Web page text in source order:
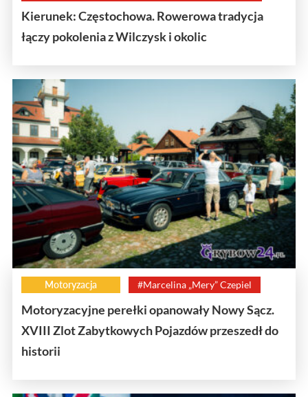
Kierunek: Częstochowa. Rowerowa tradycja
łączy pokolenia z Wilczysk i okolic
Motoryzacja #Marcelina „Mery” Czepiel
Motoryzacyjne perełki opanowały Nowy Sącz.
XVIII Zlot Zabytkowych Pojazdów przeszedł do
historii